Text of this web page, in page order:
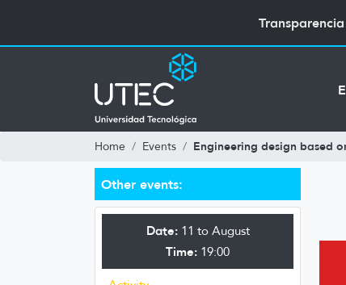
Transparencia
Home Events Engineering design based
Other events:
Date:11 to August
Time: 19:00